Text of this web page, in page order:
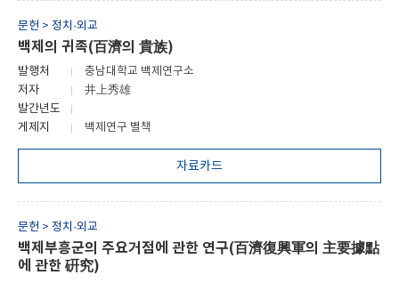
문헌 > 정치·외교
백제의 귀족(百濟의 貴族)
발행처
충남대학교 백제연구소
저자
井上秀雄
발간년도
게제지
백제연구 별책
자료카드
문헌 > 정치·외교
백제부흥군의 주요거점에 관한 연구(百濟復興軍의 主要據點
에 관한 硏究)